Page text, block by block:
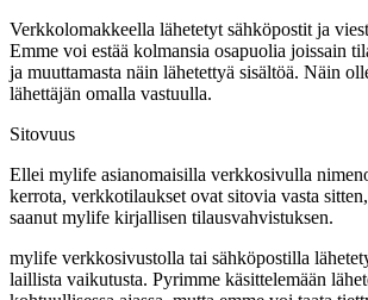
Verkkolomakkeella lähetetyt sähköpostit ja
Emme voi estää kolmansia osapuolia joissain
ja muuttamasta näin lähetettyä sisältöä. Näin
lähettäjän omalla vastuulla.
Sitovuus
Ellei mylife asianomaisilla verkkosivulla
kerrota, verkkotilaukset ovat sitovia vasta
saanut mylife kirjallisen tilausvahvistuksen.
mylife verkkosivustolla tai sähköpostilla
laillista vaikutusta. Pyrimme käsittelemään